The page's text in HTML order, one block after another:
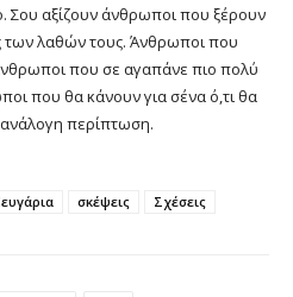
Σου αξίζουν άνθρωποι που ξέρουν
των λαθών τους. Άνθρωποι που
που σε αγαπάνε πιο πολύ
που θα κάνουν για σένα ό,τι θα
ανάλογη περίπτωση.
σκέψεις Σχέσεις